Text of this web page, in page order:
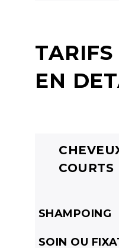
EN
COURTS
SHAMPOING
SOIN OU